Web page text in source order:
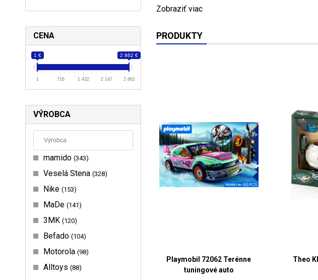
CENA
1 € 2 862 €
1 716 1 432 2 147 2 862
VÝROBCA
mamido 343
Veselá Stena 328
Nike 153
MaDe 141
3MK 120
Befado 104
Motorola 98
Alltoys 88
Zobraziť viac
PRODUKTY
Playmobil 72062 Terénne
tuningové auto
Theo